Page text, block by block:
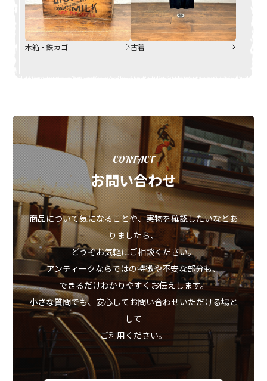
木箱・鉄カゴ 古着
CONTACT
お問い合わせ
商品について気になることや、実物を確認したいなどあ
りましたら、
どうぞお気軽にご相談ください。
アンティークならではの特徴や不安な部分も、
できるだけわかりやすくお伝えします。
小さな質問でも、安心してお問い合わせいただける場と
して
ご利用ください。